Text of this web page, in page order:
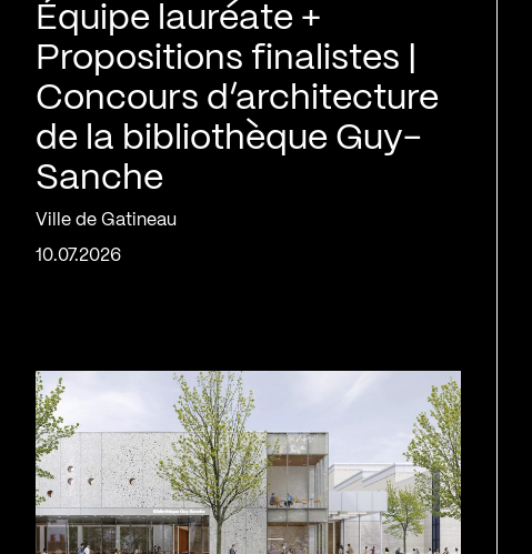
Équipe lauréate +
Propositions finalistes |
Concours d’architecture
de la bibliothèque Guy-
Sanche
Ville de Gatineau
10.07.2026